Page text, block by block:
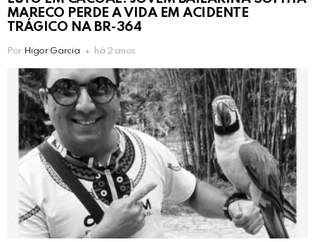
MARECO PERDE A VIDA EM ACIDENTE
TRÁGICO NA BR-364
Por Higor Garcia há 2 anos